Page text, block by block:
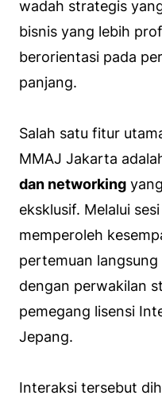
wadah strategis
bisnis yang lebih
berorientasi pada
panjang.
Salah satu fitur
MMAJ Jakarta
dan networking
eksklusif. Melalui
memperoleh
pertemuan langsung
dengan perwakilan
pemegang lisensi
Jepang.
Interaksi tersebut